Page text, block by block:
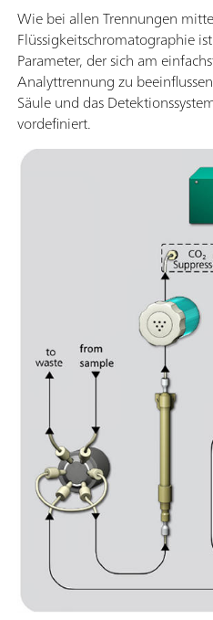
Wie bei allen Trennungen
Flüssigkeitschromatographie
Parameter, der sich am
Analyttrennung zu
Säule und das
vordefiniert.